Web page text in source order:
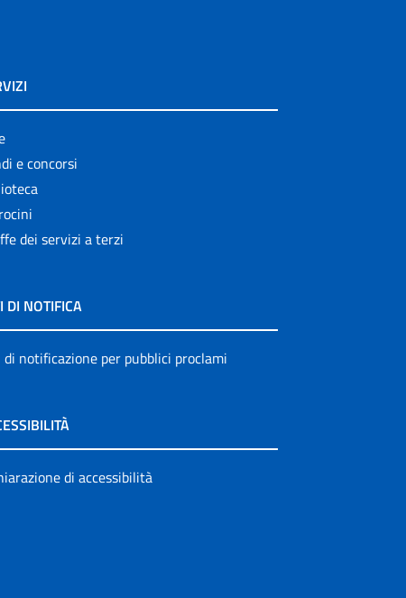
e concorsi
dei servizi a terzi
DI NOTIFICA
notificazione per pubblici proclami
di accessibilità